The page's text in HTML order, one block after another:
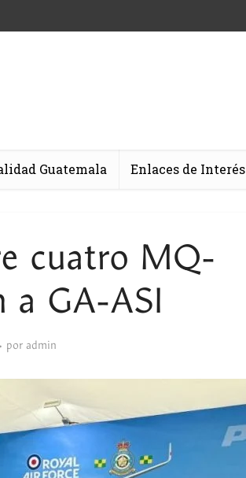
Guatemala Enlaces de Interés
cuatro MQ-
a GA-ASI
por admin